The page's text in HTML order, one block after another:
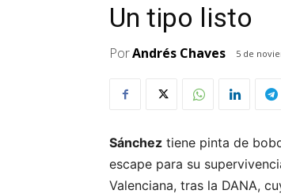
Un tipo listo
PorAndrés Chaves 5 de
Sánchez tiene pinta de
escape para su
Valenciana, tras la DANA,